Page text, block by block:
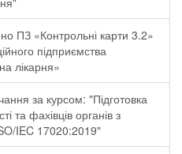
ПЗ «Контрольні карти 3.2»
підприємства
лікарня»
за курсом: "Підготовка
та фахівців органів з
IEC 17020:2019"